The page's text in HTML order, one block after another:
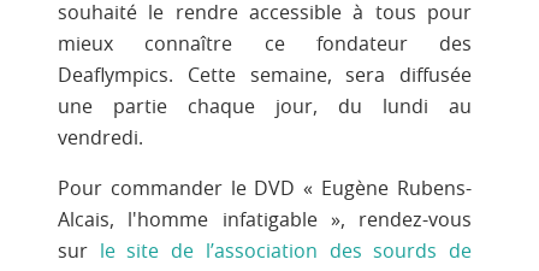
souhaité le rendre accessible à tous pour
mieux connaître ce fondateur des
Deaflympics. Cette semaine, sera diffusée
une partie chaque jour, du lundi au
vendredi.
Pour commander le DVD « Eugène Rubens-
Alcais, l'homme infatigable », rendez-vous
sur
le site de l’association des sourds de